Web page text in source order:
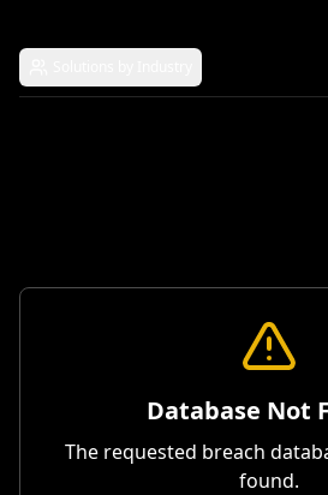
Database Not
The requested breach
found.